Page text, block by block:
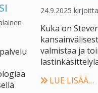
24.9.2025
Kuka on
valmistaa ja
LUE LISÄÄ…